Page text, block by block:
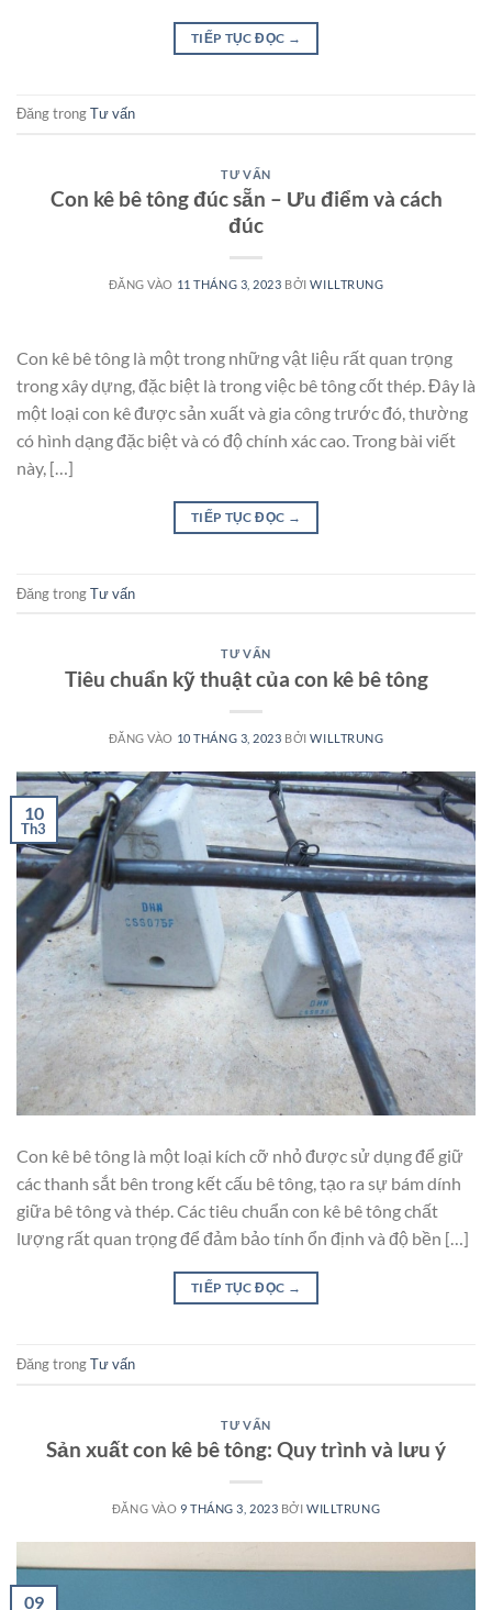
TIẾP TỤC ĐỌC →
Đăng trongTư vấn
TƯ VẤN
Con kê bê tông đúc sẵn – Ưu điểm và cách
đúc
ĐĂNG VÀO 11 THÁNG 3, 2023 BỞIWILLTRUNG
Con kê bê tông là một trong những vật liệu rất quan trọng
trong xây dựng, đặc biệt là trong việc bê tông cốt thép. Đây là
một loại con kê được sản xuất và gia công trước đó, thường
có hình dạng đặc biệt và có độ chính xác cao. Trong bài viết
này, […]
TIẾP TỤC ĐỌC →
Đăng trongTư vấn
TƯ VẤN
Tiêu chuẩn kỹ thuật của con kê bê tông
ĐĂNG VÀO 10 THÁNG 3, 2023 BỞIWILLTRUNG
10
Th3
Con kê bê tông là một loại kích cỡ nhỏ được sử dụng để giữ
các thanh sắt bên trong kết cấu bê tông, tạo ra sự bám dính
giữa bê tông và thép. Các tiêu chuẩn con kê bê tông chất
lượng rất quan trọng để đảm bảo tính ổn định và độ bền […]
TIẾP TỤC ĐỌC →
Đăng trongTư vấn
TƯ VẤN
Sản xuất con kê bê tông: Quy trình và lưu ý
ĐĂNG VÀO 9 THÁNG 3, 2023 BỞIWILLTRUNG
09